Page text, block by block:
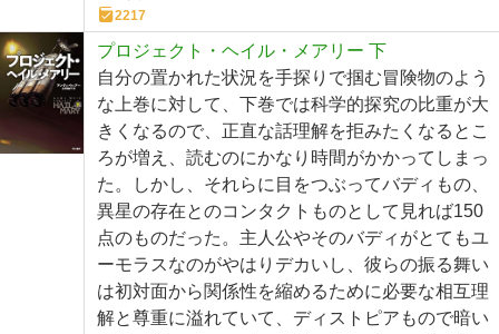
2217
プロジェクト・ヘイル・メアリー 下
自分の置かれた状況を手探りで掴む冒険物のよう
な上巻に対して、下巻では科学的探究の比重が大
きくなるので、正直な話理解を拒みたくなるとこ
ろが増え、読むのにかなり時間がかかってしまっ
た。しかし、それらに目をつぶってバディもの、
異星の存在とのコンタクトものとして見れば150
点のものだった。主人公やそのバディがとてもユ
ーモラスなのがやはりデカいし、彼らの振る舞い
は初対面から関係性を縮めるために必要な相互理
解と尊重に溢れていて、ディストピアもので暗い